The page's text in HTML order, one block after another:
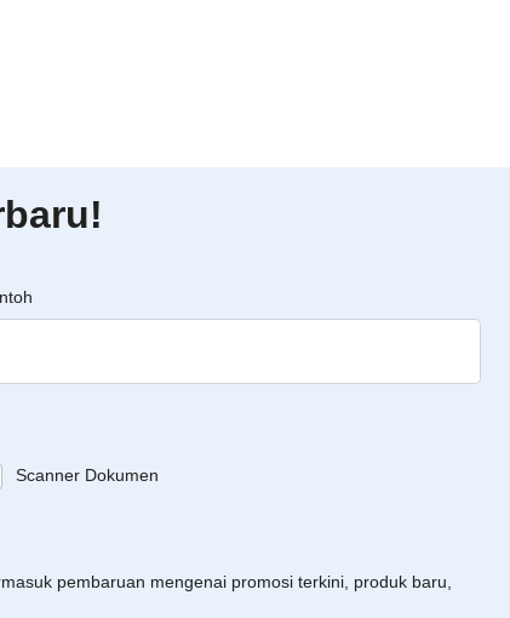
Scanner Dokumen
pembaruan mengenai promosi terkini, produk baru,